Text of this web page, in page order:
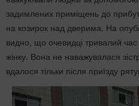
задимлених приміщень до
на козирок над дверима. На
видно, що очевидці тривалий час
жінку. Вона не наважувалася
вдалося тільки після приїзду